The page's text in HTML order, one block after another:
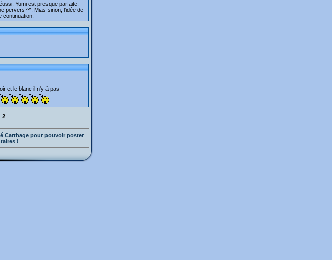
Yumi est presque parfaite,
pervers ^^. Mias sinon, l'idée de
continuation.
et le blanc il n'y à pas
2
Carthage pour pouvoir poster
!